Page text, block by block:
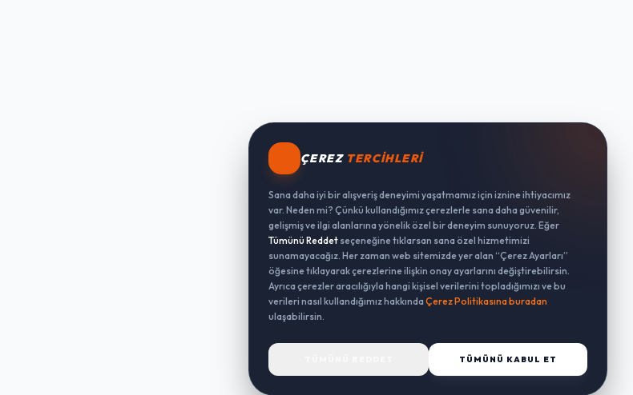
ÇEREZ TERCIHLERI
Sana daha iyi bir alışveriş deneyimi yaşatmamız için iznine ihtiyacımız
var. Neden mi? Çünkü kullandığımız çerezlerle sana daha güvenilir,
gelişmiş ve ilgi alanlarına yönelik özel bir deneyim sunuyoruz. Eğer
Tümünü Reddet seçeneğine tıklarsan sana özel hizmetimizi
sunamayacağız. Her zaman web sitemizde yer alan “Çerez Ayarları”
öğesine tıklayarak çerezlerine ilişkin onay ayarlarını değiştirebilirsin.
Ayrıca çerezler aracılığıyla hangi kişisel verilerini topladığımızı ve bu
verileri nasıl kullandığımız hakkında Çerez Politikasına buradan
ulaşabilirsin.
TÜMÜNÜ KABUL ET